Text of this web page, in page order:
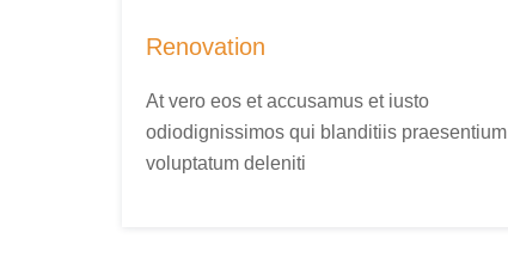
Renovation
At vero eos et accusamus et iusto
odiodignissimos qui blanditiis praesentium
voluptatum deleniti